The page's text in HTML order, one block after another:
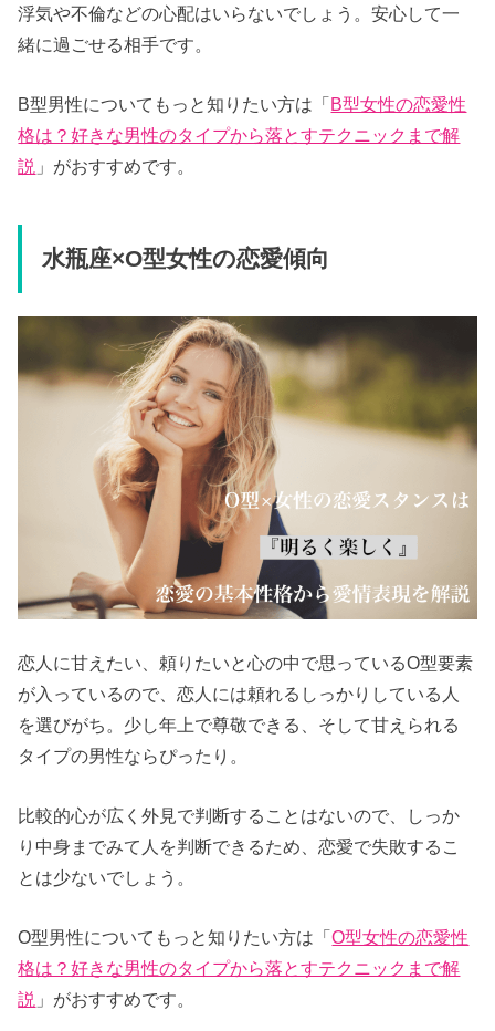
浮気や不倫などの心配はいらないでしょう。安心して一
緒に過ごせる相手です。
B型男性についてもっと知りたい方は「 B型女性の恋愛性
格は？好きな男性のタイプから落とすテクニックまで解
説 」がおすすめです。
水瓶座×O型女性の恋愛傾向
恋人に甘えたい、頼りたいと心の中で思っているO型要素
が入っているので、恋人には頼れるしっかりしている人
を選びがち。少し年上で尊敬できる、そして甘えられる
タイプの男性ならぴったり。
比較的心が広く外見で判断することはないので、しっか
り中身までみて人を判断できるため、恋愛で失敗するこ
とは少ないでしょう。
O型男性についてもっと知りたい方は「O型女性の恋愛性
格は？好きな男性のタイプから落とすテクニックまで解
説 」がおすすめです。